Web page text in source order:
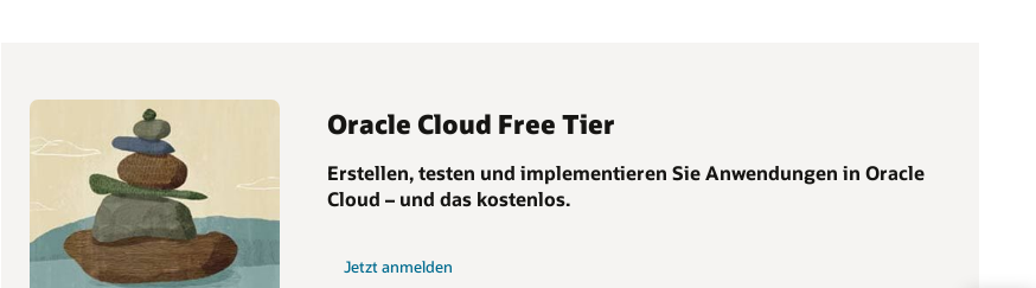
Oracle Cloud Free Tier
Erstellen, testen und implementieren Sie Anwendungen in Oracle
Cloud – und das kostenlos.
Jetzt anmelden